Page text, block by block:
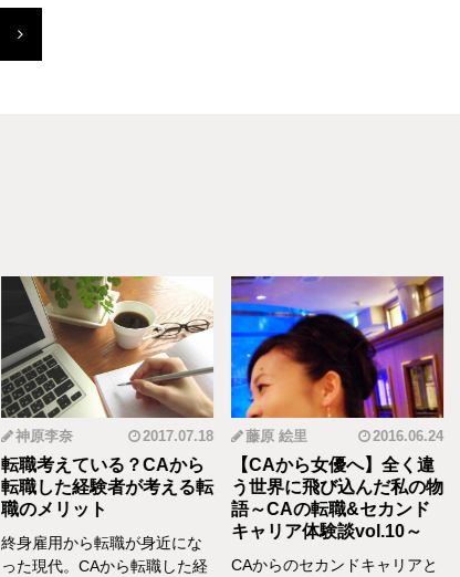
神原李奈 2017.07.18
転職考えている？CAから
転職した経験者が考える転
職のメリット
終身雇用から転職が身近にな
った現代。CAから転職した経
藤原 絵里 2016.06.24
【CAから女優へ】全く違
う世界に飛び込んだ私の物
語～CAの転職&セカンド
キャリア体験談vol.10～
CAからのセカンドキャリアと